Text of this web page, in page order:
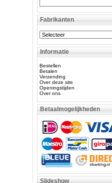
Fabrikanten
Informatie
Bestellen
Betalen
Verzending
Over deze site
Openingstijden
Over ons
Betaalmogelijkheden
Slideshow